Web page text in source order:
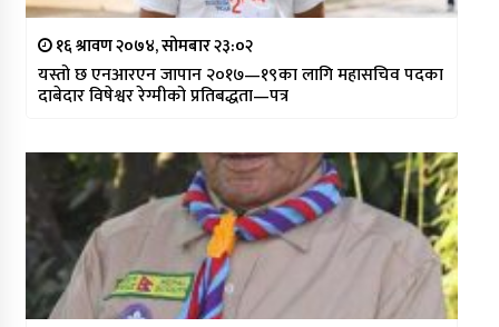
१६ श्रावण २०७४, सोमबार २३:०२
यस्तो छ एनआरएन जापान २०१७—१९का लागि महासचिव पदका
दाबेदार विषेश्वर रेग्मीको प्रतिबद्धता—पत्र